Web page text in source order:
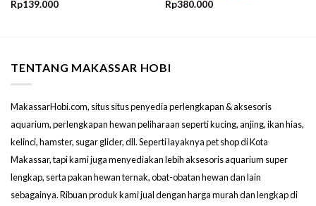
Rp139.000
Rp380.000
TENTANG MAKASSAR HOBI
MakassarHobi.com, situs situs penyedia perlengkapan & aksesoris
aquarium, perlengkapan hewan peliharaan seperti kucing, anjing, ikan hias,
kelinci, hamster, sugar glider, dll. Seperti layaknya pet shop di Kota
Makassar, tapi kami juga menyediakan lebih aksesoris aquarium super
lengkap, serta pakan hewan ternak, obat-obatan hewan dan lain
sebagainya. Ribuan produk kami jual dengan harga murah dan lengkap di